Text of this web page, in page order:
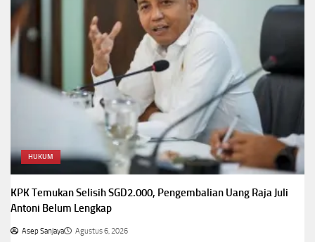
HUKUM
KPK Temukan Selisih SGD2.000, Pengembalian Uang Raja Juli
Antoni Belum Lengkap
Asep Sanjaya Agustus 6, 2026